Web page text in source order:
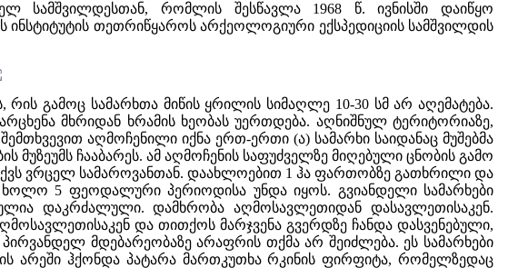
რომლის შესწავლა 1968 წ. ივნისში დაიწყო
თეთრიწყაროს არქეოლოგიური ექსპედიციის სამშვილდის
გამოც სამარხთა მიწის ყრილის სიმაღლე 10-30 სმ არ აღემატება.
მხრიდან ხრამის ხეობას უერთდება. აღნიშნულ ტერიტორიაზე,
აღმოჩენილი იქნა ერთ-ერთი (ა) სამარხი საიდანაც მუშებმა
ჩააბარეს. ამ აღმოჩენის საფუძველზე მიღებული ცნობის გამო
ვრცელ სამაროვანთან. დაახლოებით 1 ჰა ფართობზე გათხრილი და
ხოლო 5 ფეოდალური პერიოდისა უნდა იყოს. გვიანდელი სამარხები
დაკრძალული. დამხრობა აღმოსავლეთიდან დასავლეთისაკენ.
და თითქოს მარჯვენა გვერდზე ჩანდა დასვენებული,
მდებარეობაზე არაფრის თქმა არ შეიძლება. ეს სამარხები
არეში ჰქონდა პატარა მართკუთხა რკინის ფირფიტა, რომელზედაც